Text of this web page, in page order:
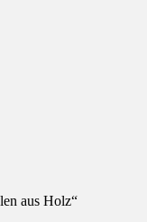
aus Holz“